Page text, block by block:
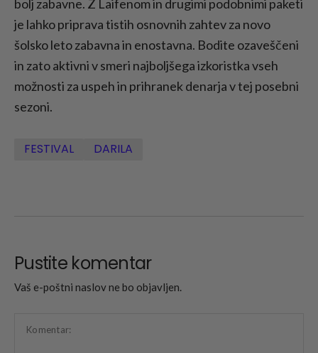
bolj zabavne. Z Laifenom in drugimi podobnimi paketi
je lahko priprava tistih osnovnih zahtev za novo
šolsko leto zabavna in enostavna. Bodite ozaveščeni
in zato aktivni v smeri najboljšega izkoristka vseh
možnosti za uspeh in prihranek denarja v tej posebni
sezoni.
FESTIVAL DARILA
Pustite komentar
Vaš e-poštni naslov ne bo objavljen.
Komentar: